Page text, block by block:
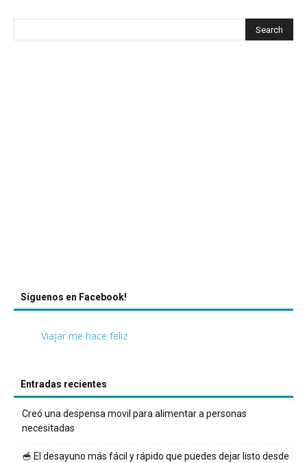
Síguenos en Facebook!
Viajar me hace feliz
Entradas recientes
Creó una despensa movil para alimentar a personas
necesitadas
🥣 El desayuno más fácil y rápido que puedes dejar listo desde